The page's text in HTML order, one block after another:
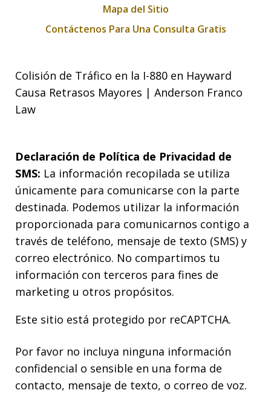
Mapa del Sitio
Contáctenos Para Una Consulta Gratis
Colisión de Tráfico en la I-880 en Hayward
Causa Retrasos Mayores | Anderson Franco
Law
Declaración de Política de Privacidad de
SMS: La información recopilada se utiliza
únicamente para comunicarse con la parte
destinada. Podemos utilizar la información
proporcionada para comunicarnos contigo a
través de teléfono, mensaje de texto (SMS) y
correo electrónico. No compartimos tu
información con terceros para fines de
marketing u otros propósitos.
Este sitio está protegido por reCAPTCHA.
Por favor no incluya ninguna información
confidencial o sensible en una forma de
contacto, mensaje de texto, o correo de voz.